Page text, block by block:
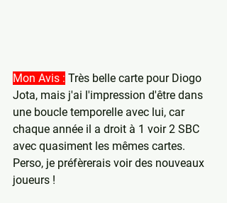
Mon Avis : Très belle carte pour Diogo
Jota, mais j'ai l'impression d'être dans
une boucle temporelle avec lui, car
chaque année il a droit à 1 voir 2 SBC
avec quasiment les mêmes cartes.
Perso, je préfèrerais voir des nouveaux
joueurs !